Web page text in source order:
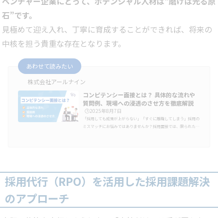
石”です。
見極めて迎え入れ、丁寧に育成することができれば、将来の
中核を担う貴重な存在となります。
あわせて読みたい
株式会社アールナイン
コンピテンシー面接とは？ 具体的な流れや
質問例、現場への浸透のさせ方を徹底解説
🕒️2025年8月7日
「採用しても成果が上がらない」「すぐに離職してしまう」採用の
ミスマッチにお悩みではありませんか？採用面接では、限られた時
面接とは？初めてコンピテンシー面接を導入しようとする人事担当
者にとって、最初…
採用代行（RPO）を活用した採用課題解決
のアプローチ